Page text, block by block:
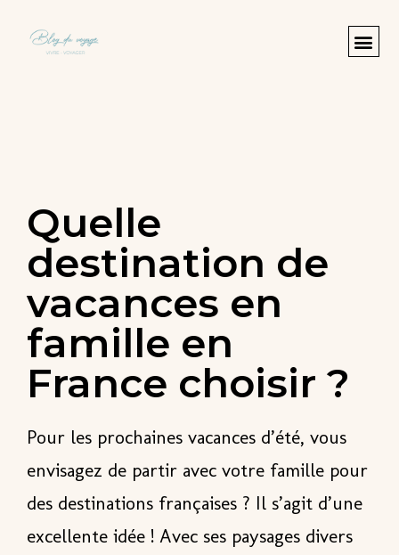
Quelle
destination de
vacances en
famille en
France choisir ?
Pour les prochaines vacances d’été, vous
envisagez de partir avec votre famille pour
des destinations françaises ? Il s’agit d’une
excellente idée ! Avec ses paysages divers